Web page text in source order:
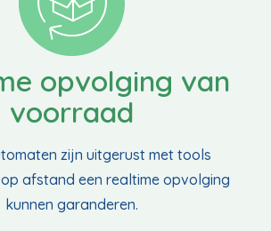
opvolging van
voorraad
zijn uitgerust met tools
afstand een realtime opvolging
kunnen garanderen.